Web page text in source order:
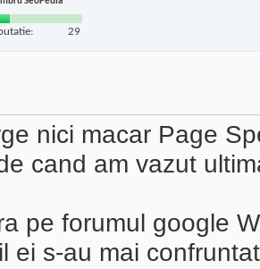
29
nici macar Page
cand am vazut
pe forumul google
ei s-au mai